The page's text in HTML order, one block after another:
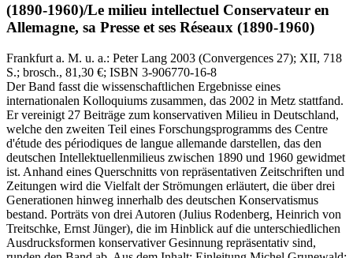
(1890-1960)/Le milieu intellectuel Conservateur en
Allemagne, sa Presse et ses Réseaux (1890-1960)
Frankfurt a. M. u. a.: Peter Lang 2003 (Convergences 27); XII, 718
S.; brosch., 81,30 €; ISBN 3-906770-16-8
Der Band fasst die wissenschaftlichen Ergebnisse eines
internationalen Kolloquiums zusammen, das 2002 in Metz stattfand.
Er vereinigt 27 Beiträge zum konservativen Milieu in Deutschland,
welche den zweiten Teil eines Forschungsprogramms des Centre
d'étude des périodiques de langue allemande darstellen, das den
deutschen Intellektuellenmilieus zwischen 1890 und 1960 gewidmet
ist. Anhand eines Querschnitts von repräsentativen Zeitschriften und
Zeitungen wird die Vielfalt der Strömungen erläutert, die über drei
Generationen hinweg innerhalb des deutschen Konservatismus
bestand. Porträts von drei Autoren (Julius Rodenberg, Heinrich von
Treitschke, Ernst Jünger), die im Hinblick auf die unterschiedlichen
Ausdrucksformen konservativer Gesinnung repräsentativ sind,